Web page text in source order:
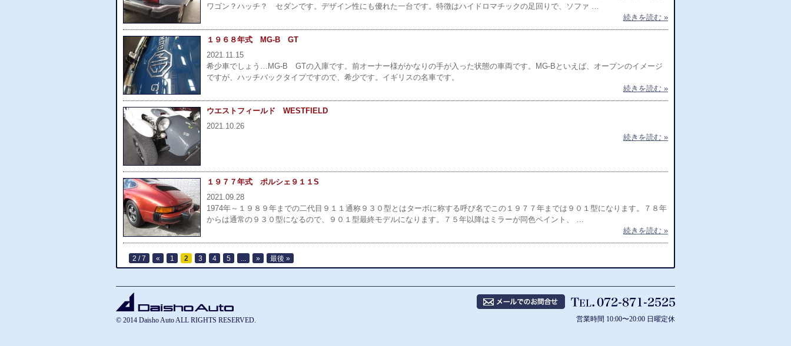
ワゴン？ハッチ？ セダンです。デザイン性にも優れた一台です。特徴はハイドロマチックの足回りで、ソファ …
続きを読む »
１９６８年式 MG-B GT
2021.11.15
希少車でしょう…MG-B GTの入庫です。前オーナー様がかなりの手が入った状態の車両です。MG-Bといえば、オープンのイメージ
ですが、ハッチバックタイプですので、希少です。イギリスの名車です。
続きを読む »
ウエストフィールド WESTFIELD
2021.10.26
続きを読む »
１９７７年式 ポルシェ９１１S
2021.09.28
1974年～１９８９年までの二代目９１１通称９３０型とはターボに称する呼び名でこの１９７７年までは９０１型になります。７８年
からは通常の９３０型になるので、９０１型最終モデルになります。７５年以降はミラーが同色ペイント、 …
続きを読む »
2 / 7 « 1 2 3 4 5 » 最後 »
© 2014 Daisho Auto ALL RIGHTS RESERVED. 営業時間 10:00〜20:00 日曜定休